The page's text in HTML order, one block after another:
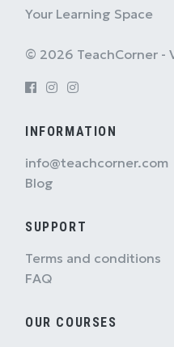
Your Learning Space
© 2026 TeachCorner -
INFORMATION
info@teachcorner.com
Blog
SUPPORT
Terms and conditions
FAQ
OUR COURSES